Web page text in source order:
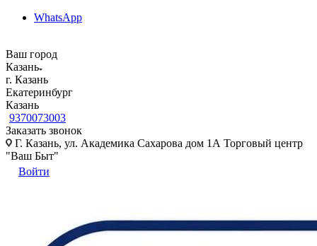
WhatsApp
Ваш город
Казань
г. Казань
Екатеринбург
Казань
9370073003
Заказать звонок
Г. Казань, ул. Академика Сахарова дом 1А Торговый центр
"Ваш Быт"
Войти